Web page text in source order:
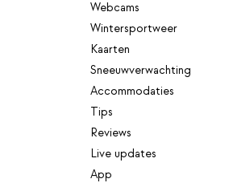
Webcams
Wintersportweer
Kaarten
Sneeuwverwachting
Accommodaties
Tips
Reviews
Live updates
App